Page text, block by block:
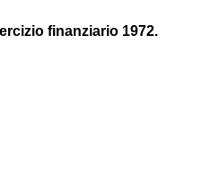
finanziario 1972.